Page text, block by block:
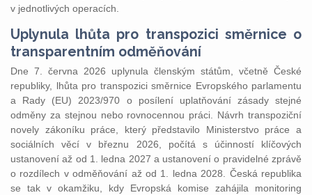
v jednotlivých operacích.
Uplynula lhůta pro transpozici směrnice o
transparentním odměňování
Dne 7. června 2026 uplynula členským státům, včetně České
republiky, lhůta pro transpozici směrnice Evropského parlamentu
a Rady (EU) 2023/970 o posílení uplatňování zásady stejné
odměny za stejnou nebo rovnocennou práci. Návrh transpoziční
novely zákoníku práce, který představilo Ministerstvo práce a
sociálních věcí v březnu 2026, počítá s účinností klíčových
ustanovení až od 1. ledna 2027 a ustanovení o pravidelné zprávě
o rozdílech v odměňování až od 1. ledna 2028. Česká republika
se tak v okamžiku, kdy Evropská komise zahájila monitoring